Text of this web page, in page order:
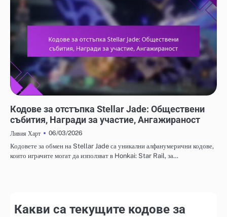
Кодове за отстъпка Stellar Jade: Обществени
събития, Награди за участие, Ангажираност
Ливия Харт
06/03/2026
Кодовете за обмен на Stellar Jade са уникални алфанумерични кодове,
които играчите могат да използват в Honkai: Star Rail, за…
Какви са текущите кодове за